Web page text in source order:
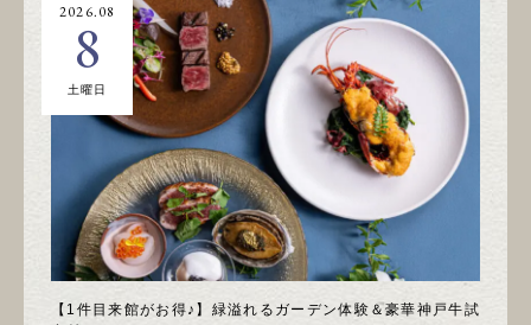
【1件目来館がお得♪】緑溢れるガーデン体験＆豪華神戸牛試
2026.08
8
土曜日